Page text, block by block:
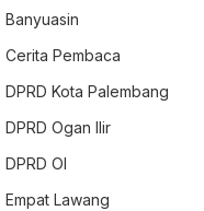
Banyuasin
Cerita Pembaca
DPRD Kota Palembang
DPRD Ogan Ilir
DPRD OI
Empat Lawang